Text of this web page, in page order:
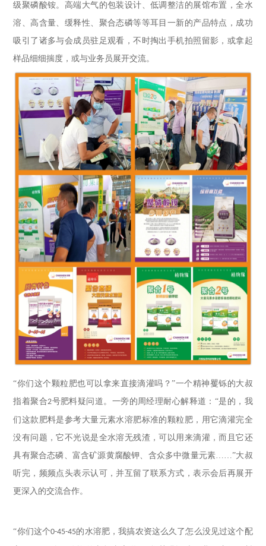
级聚磷酸铵。高端大气的包装设计、低调整洁的展馆布置，全水
溶、高含量、缓释性、聚合态磷等等耳目一新的产品特点，成功
吸引了诸多与会成员驻足观看，不时掏出手机拍照留影，或拿起
样品细细揣度，或与业务员展开交流。
“你们这个颗粒肥也可以拿来直接滴灌吗？”一个精神矍铄的大叔
指着聚合2号肥料疑问道。一旁的周经理耐心解释道：“是的，我
们这款肥料是参考大量元素水溶肥标准的颗粒肥，用它滴灌完全
没有问题，它不光说是全水溶无残渣，可以用来滴灌，而且它还
具有聚合态磷、富含矿源黄腐酸钾、含众多中微量元素……”大叔
听完，频频点头表示认可，并互留了联系方式，表示会后再展开
更深入的交流合作。
“你们这个0-45-45的水溶肥，我搞农资这么久了怎么没见过这个配